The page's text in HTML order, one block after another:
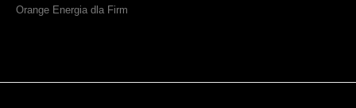
Orange Energia dla Firm